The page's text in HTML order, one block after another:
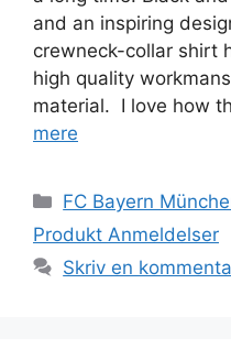
and an inspiring
crewneck-collar shirt
high quality
material. I love how
mere
Kategorier
FC Bayern
Produkt Anmeldelser
Skriv en